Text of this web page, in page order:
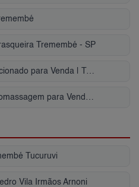
Tremembé - SP
Tucuruvi
Vila Irmãos Arnoni